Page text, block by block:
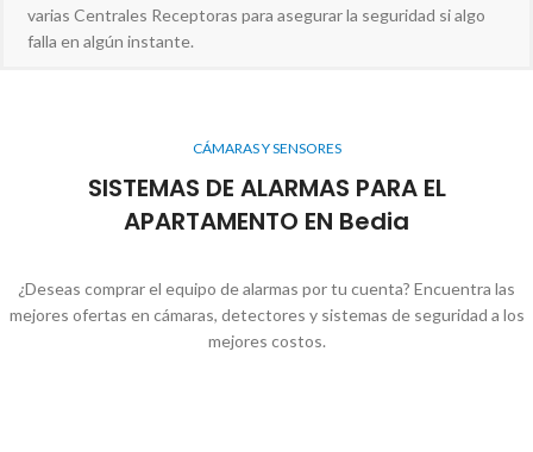
varias Centrales Receptoras para asegurar la seguridad si algo
falla en algún instante.
CÁMARAS Y SENSORES
SISTEMAS DE ALARMAS PARA EL
APARTAMENTO EN Bedia
¿Deseas comprar el equipo de alarmas por tu cuenta? Encuentra las
mejores ofertas en cámaras, detectores y sistemas de seguridad a los
mejores costos.